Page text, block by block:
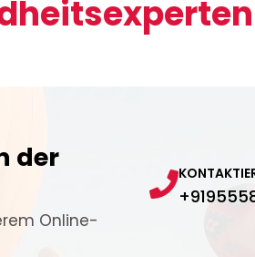
der
Online-